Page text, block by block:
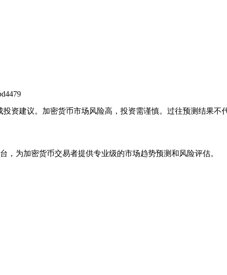
资建议。加密货币市场风险高，投资需谨慎。过往预测结果不
，为加密货币交易者提供专业级的市场趋势预测和风险评估。